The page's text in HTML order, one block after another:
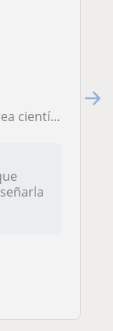
científico